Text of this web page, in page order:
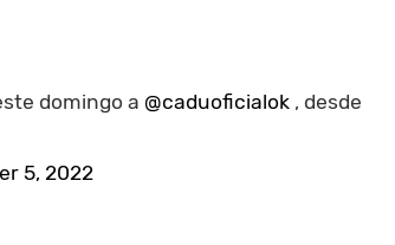
domingo a @caduoficialok , desde
5, 2022